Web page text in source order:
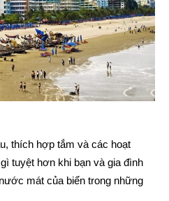
thích hợp tắm và các hoạt
tuyệt hơn khi bạn và gia đình
mát của biển trong những